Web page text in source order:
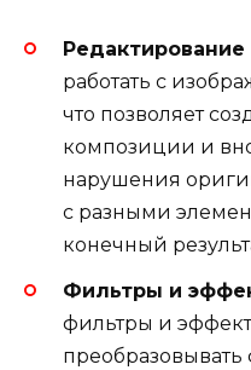
Редактирование
работать с
что позволяет
композиции и
нарушения
с разными
конечный
Фильтры и
фильтры и
преобразовывать